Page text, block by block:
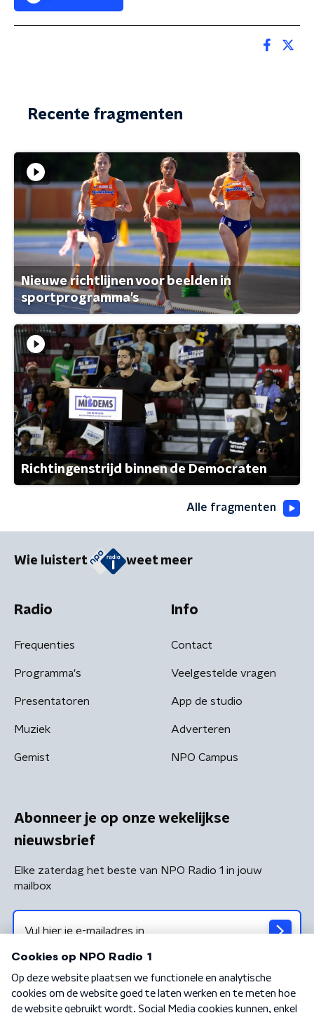
Recente fragmenten
Nieuwe richtlijnen voor beelden in
sportprogramma's
Richtingenstrijd binnen de Democraten
Alle fragmenten
Wie luistert weet meer
Radio
Frequenties
Programma's
Presentatoren
Muziek
Gemist
Info
Contact
Veelgestelde vragen
App de studio
Adverteren
NPO Campus
Abonneer je op onze wekelijkse
nieuwsbrief
Elke zaterdag het beste van NPO Radio 1 in jouw
mailbox